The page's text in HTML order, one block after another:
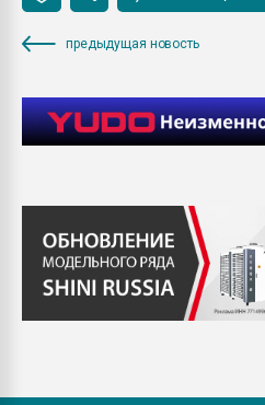
предыдущая новость